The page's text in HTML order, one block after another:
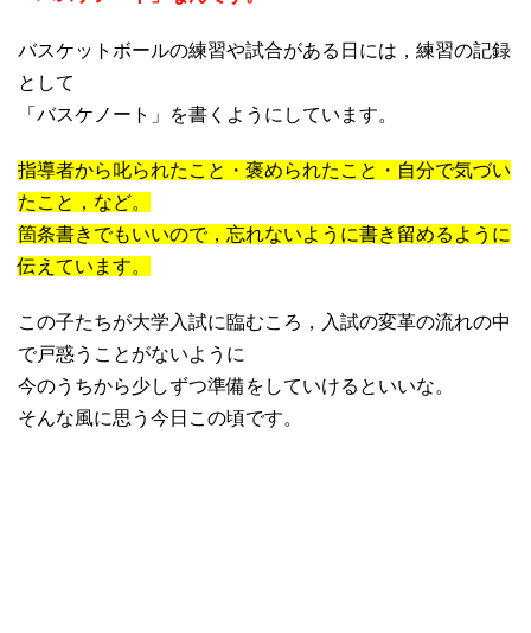
バスケットボールの練習や試合がある日には，練習の記録
として
「バスケノート」を書くようにしています。
指導者から叱られたこと・褒められたこと・自分で気づい
たこと，など。
箇条書きでもいいので，忘れないように書き留めるように
伝えています。
この子たちが大学入試に臨むころ，入試の変革の流れの中
で戸惑うことがないように
今のうちから少しずつ準備をしていけるといいな。
そんな風に思う今日この頃です。